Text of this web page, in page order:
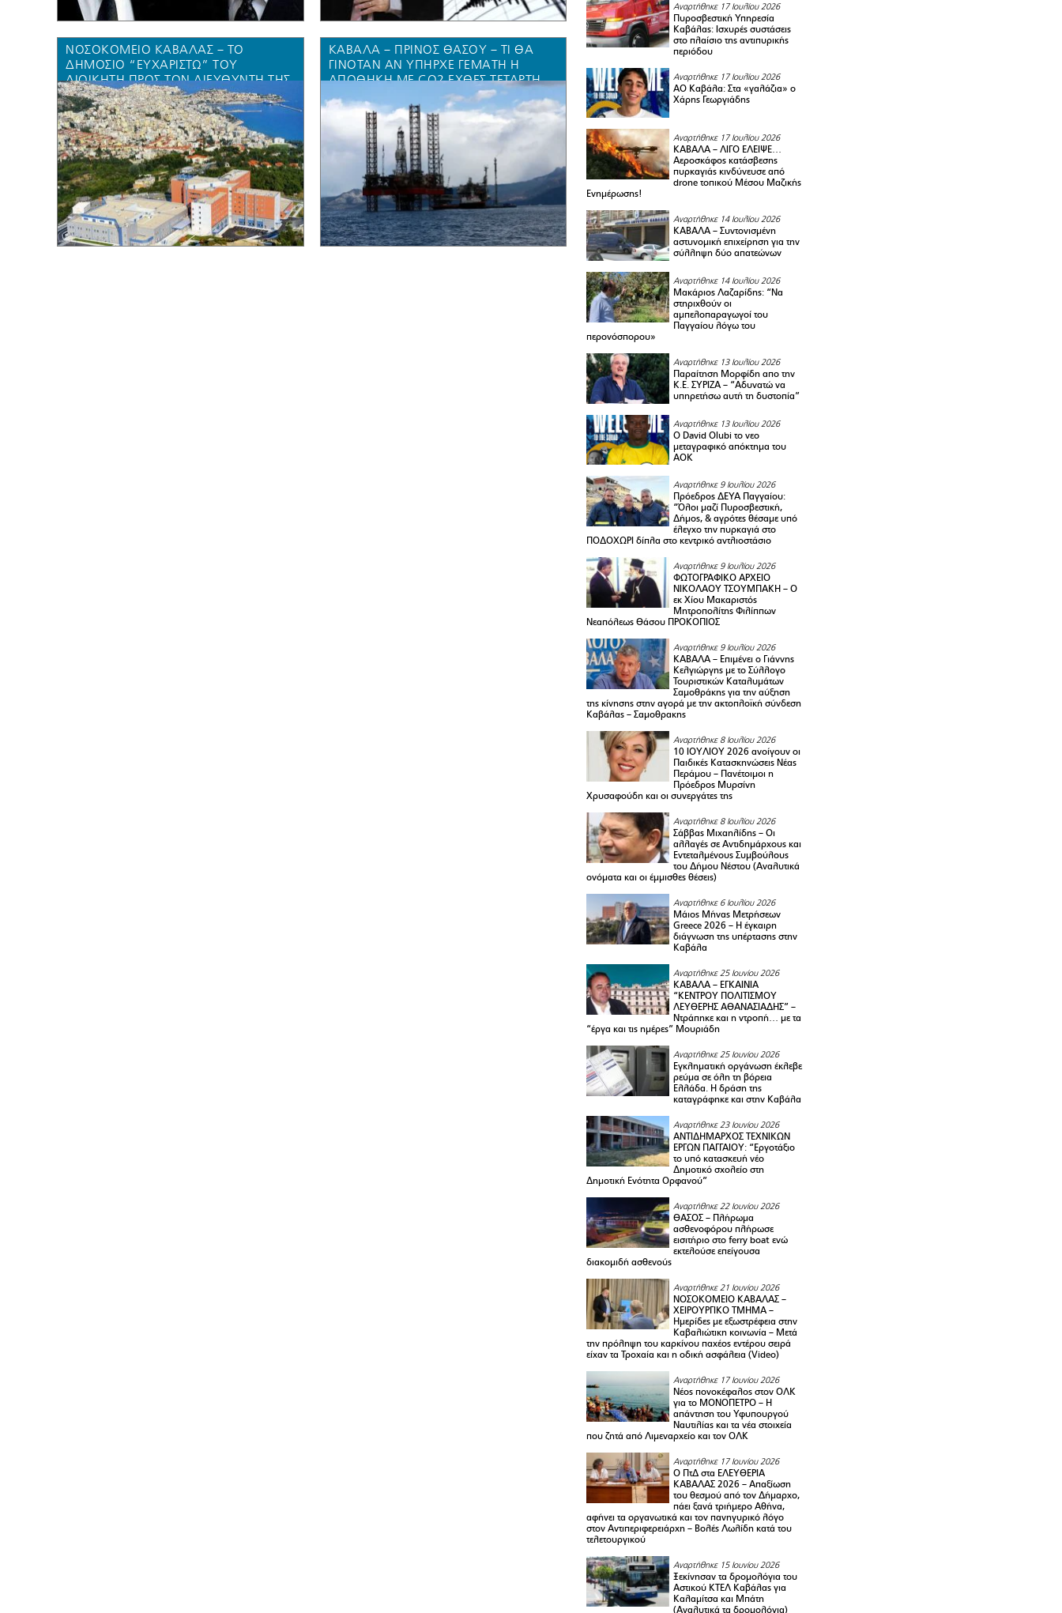
ΝΟΣΟΚΟΜΕΙΟ ΚΑΒΑΛΑΣ – ΤΟ
ΔΗΜΌΣΙΟ “ΕΥΧΑΡΙΣΤΩ” ΤΟΥ
ΔΙΟΙΚΗΤΉ ΠΡΟΣ ΤΟΝ ΔΙΕΥΘΥΝΤΉ ΤΗΣ
ΧΕΙΡΟΥΡΓΙΚΉΣ ΙΩΆΝΝΗ
ΤΡΙΑΝΤΑΦΥΛΛΊΔΗ ΠΟΥ “ΈΣΩΣΕ” ΤΟΝ
ΑΔΕΛΦΌ ΤΟΥ
ΚΑΒΑΛΑ – ΠΡΙΝΟΣ ΘΑΣΟΥ – ΤΙ ΘΑ
ΓΙΝΌΤΑΝ ΑΝ ΥΠΉΡΧΕ ΓΕΜΆΤΗ Η
ΑΠΟΘΉΚΗ ΜΕ CO2 ΕΧΘΈΣ ΤΕΤΆΡΤΗ
25 ΜΑΡΤΊΟΥ 2026 ΜΕ ΤΟΝ ΙΣΧΥΡΟ
ΣΕΙΣΜΌ ΠΟΥ ΈΓΙΝΕ ΑΙΣΘΗΤΌΣ ΣΤΗΝ
ΠΕΡΙΟΧΉ ΜΑΣ;
Αναρτήθηκε 17 Ιουλίου 2026
Πυροσβεστική Υπηρεσία
Καβάλας: Ισχυρές συστάσεις
στο πλαίσιο της αντιπυρικής
περιόδου
Αναρτήθηκε 17 Ιουλίου 2026
ΑΟ Καβάλα: Στα «γαλάζια» ο
Χάρης Γεωργιάδης
Αναρτήθηκε 17 Ιουλίου 2026
ΚΑΒΑΛΑ – ΛΙΓΟ ΕΛΕΙΨΕ…
Αεροσκάφος κατάσβεσης
πυρκαγιάς κινδύνευσε από
drone τοπικού Μέσου Μαζικής
Ενημέρωσης!
Αναρτήθηκε 14 Ιουλίου 2026
ΚΑΒΑΛΑ – Συντονισμένη
αστυνομική επιχείρηση για την
σύλληψη δύο απατεώνων
Αναρτήθηκε 14 Ιουλίου 2026
Μακάριος Λαζαρίδης: “Να
στηριχθούν οι
αμπελοπαραγωγοί του
Παγγαίου λόγω του
περονόσπορου»
Αναρτήθηκε 13 Ιουλίου 2026
Παραίτηση Μορφίδη απο την
Κ.Ε. ΣΥΡΙΖΑ – “Αδυνατώ να
υπηρετήσω αυτή τη δυστοπία”
Αναρτήθηκε 13 Ιουλίου 2026
Ο David Olubi το νεο
μεταγραφικό απόκτημα του
ΑΟΚ
Αναρτήθηκε 9 Ιουλίου 2026
Πρόεδρος ΔΕΥΑ Παγγαίου:
“Όλοι μαζί Πυροσβεστική,
Δήμος, & αγρότες θέσαμε υπό
έλεγχο την πυρκαγιά στο
ΠΟΔΟΧΩΡΙ δίπλα στο κεντρικό αντλιοστάσιο
Αναρτήθηκε 9 Ιουλίου 2026
ΦΩΤΟΓΡΑΦΙΚΟ ΑΡΧΕΙΟ
ΝΙΚΟΛΑΟΥ ΤΣΟΥΜΠΑΚΗ – Ο
εκ Χίου Μακαριστός
Μητροπολίτης Φιλίππων
Νεαπόλεως Θάσου ΠΡΟΚΟΠΙΟΣ
Αναρτήθηκε 9 Ιουλίου 2026
ΚΑΒΑΛΑ – Επιμένει ο Γιάννης
Κελγιώργης με το Σύλλογο
Τουριστικών Καταλυμάτων
Σαμοθράκης για την αύξηση
της κίνησης στην αγορά με την ακτοπλοϊκή σύνδεση
Καβάλας – Σαμοθρακης
Αναρτήθηκε 8 Ιουλίου 2026
10 ΙΟΥΛΙΟΥ 2026 ανοίγουν οι
Παιδικές Κατασκηνώσεις Νέας
Περάμου – Πανέτοιμοι η
Πρόεδρος Μυρσίνη
Χρυσαφούδη και οι συνεργάτες της
Αναρτήθηκε 8 Ιουλίου 2026
Σάββας Μιχαηλίδης – Οι
αλλαγές σε Αντιδημάρχους και
Εντεταλμένους Συμβούλους
του Δήμου Νέστου (Αναλυτικά
ονόματα και οι έμμισθες θέσεις)
Αναρτήθηκε 6 Ιουλίου 2026
Μάιος Μήνας Μετρήσεων
Greece 2026 – H έγκαιρη
διάγνωση της υπέρτασης στην
Καβάλα
Αναρτήθηκε 25 Ιουνίου 2026
ΚΑΒΑΛΑ – ΕΓΚΑΙΝΙΑ
“ΚΕΝΤΡΟΥ ΠΟΛΙΤΙΣΜΟΥ
ΛΕΥΘΕΡΗΣ ΑΘΑΝΑΣΙΑΔΗΣ” –
Ντράπηκε και η ντροπή… με τα
“έργα και τις ημέρες” Μουριάδη
Αναρτήθηκε 25 Ιουνίου 2026
Εγκληματική οργάνωση έκλεβε
ρεύμα σε όλη τη βόρεια
Ελλάδα. Η δράση της
καταγράφηκε και στην Καβάλα
Αναρτήθηκε 23 Ιουνίου 2026
ΑΝΤΙΔΗΜΑΡΧΟΣ ΤΕΧΝΙΚΩΝ
ΕΡΓΩΝ ΠΑΓΓΑΙΟΥ: “Εργοτάξιο
το υπό κατασκευή νέο
Δημοτικό σχολείο στη
Δημοτική Ενότητα Ορφανού”
Αναρτήθηκε 22 Ιουνίου 2026
ΘΑΣΟΣ – Πλήρωμα
ασθενοφόρου πλήρωσε
εισιτήριο στο ferry boat ενώ
εκτελούσε επείγουσα
διακομιδή ασθενούς
Αναρτήθηκε 21 Ιουνίου 2026
ΝΟΣΟΚΟΜΕΙΟ ΚΑΒΑΛΑΣ –
ΧΕΙΡΟΥΡΓΙΚΟ ΤΜΗΜΑ –
Ημερίδες με εξωστρέφεια στην
Καβαλιώτικη κοινωνία – Μετά
την πρόληψη του καρκίνου παχέος εντέρου σειρά
είχαν τα Τροχαία και η οδική ασφάλεια (Video)
Αναρτήθηκε 17 Ιουνίου 2026
Νέος πονοκέφαλος στον ΟΛΚ
για το ΜΟΝΟΠΕΤΡΟ – Η
απάντηση του Υφυπουργού
Ναυτιλίας και τα νέα στοιχεία
που ζητά από Λιμεναρχείο και τον ΟΛΚ
Αναρτήθηκε 17 Ιουνίου 2026
Ο ΠτΔ στα ΕΛΕΥΘΕΡΙΑ
ΚΑΒΑΛΑΣ 2026 – Απαξίωση
του θεσμού από τον Δήμαρχο,
πάει ξανά τριήμερο Αθήνα,
αφήνει τα οργανωτικά και τον πανηγυρικό λόγο
στον Αντιπεριφερειάρχη – Βολές Λωλίδη κατά του
τελετουργικού
Αναρτήθηκε 15 Ιουνίου 2026
Ξεκίνησαν τα δρομολόγια του
Αστικού ΚΤΕΛ Καβάλας για
Καλαμίτσα και Μπάτη
(Αναλυτικά τα δρομολόγια)